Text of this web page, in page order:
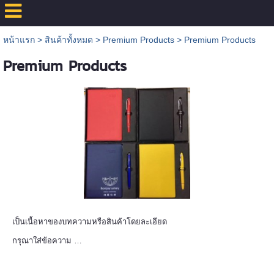
หน้าแรก> สินค้าทั้งหมด > Premium Products> Premium Products
Premium Products
เป็นเนื้อหาของบทความหรือสินค้าโดยละเอียด
กรุณาใส่ข้อความ …